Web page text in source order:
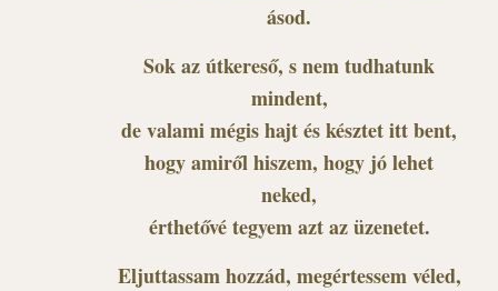
ásod.
Sok az útkereső, s nem tudhatunk
mindent,
de valami mégis hajt és késztet itt bent,
hogy amiről hiszem, hogy jó lehet
neked,
érthetővé tegyem azt az üzenetet.
Eljuttassam hozzád, megértessem véled,